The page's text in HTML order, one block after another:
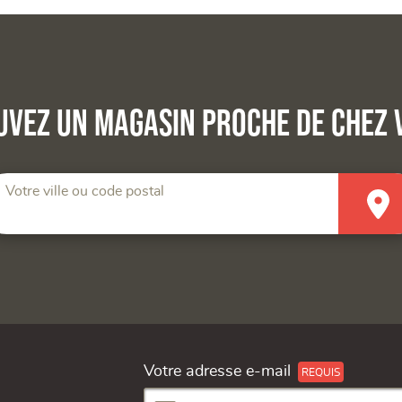
un magasin proche de chez
Votre ville ou code postal
Votre adresse e-mail